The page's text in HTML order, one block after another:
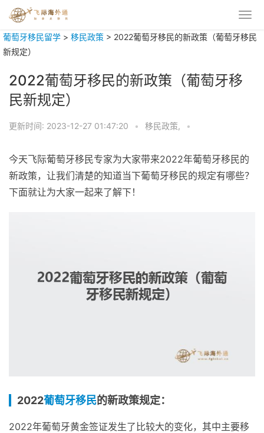
葡萄牙移民留学 > 移民政策 > 2022葡萄牙移民的新政策（葡萄牙移民
新规定）
2022葡萄牙移民的新政策（葡萄牙移
民新规定）
更新时间: 2023-12-27 01:47:20 • 移民政策, •
今天飞际葡萄牙移民专家为大家带来2022年葡萄牙移民的
新政策，让我们清楚的知道当下葡萄牙移民的规定有哪些？
下面就让为大家一起来了解下！
2022葡萄牙移民的新政策规定：
2022年葡萄牙黄金签证发生了比较大的变化，其中主要移